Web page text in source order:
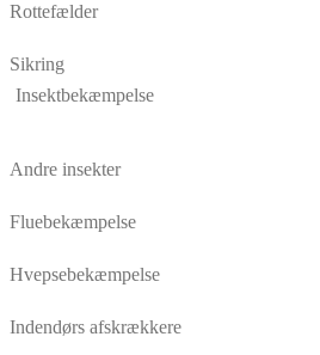
Rottefælder
Sikring
Insektbekæmpelse
Andre insekter
Fluebekæmpelse
Hvepsebekæmpelse
Indendørs afskrækkere